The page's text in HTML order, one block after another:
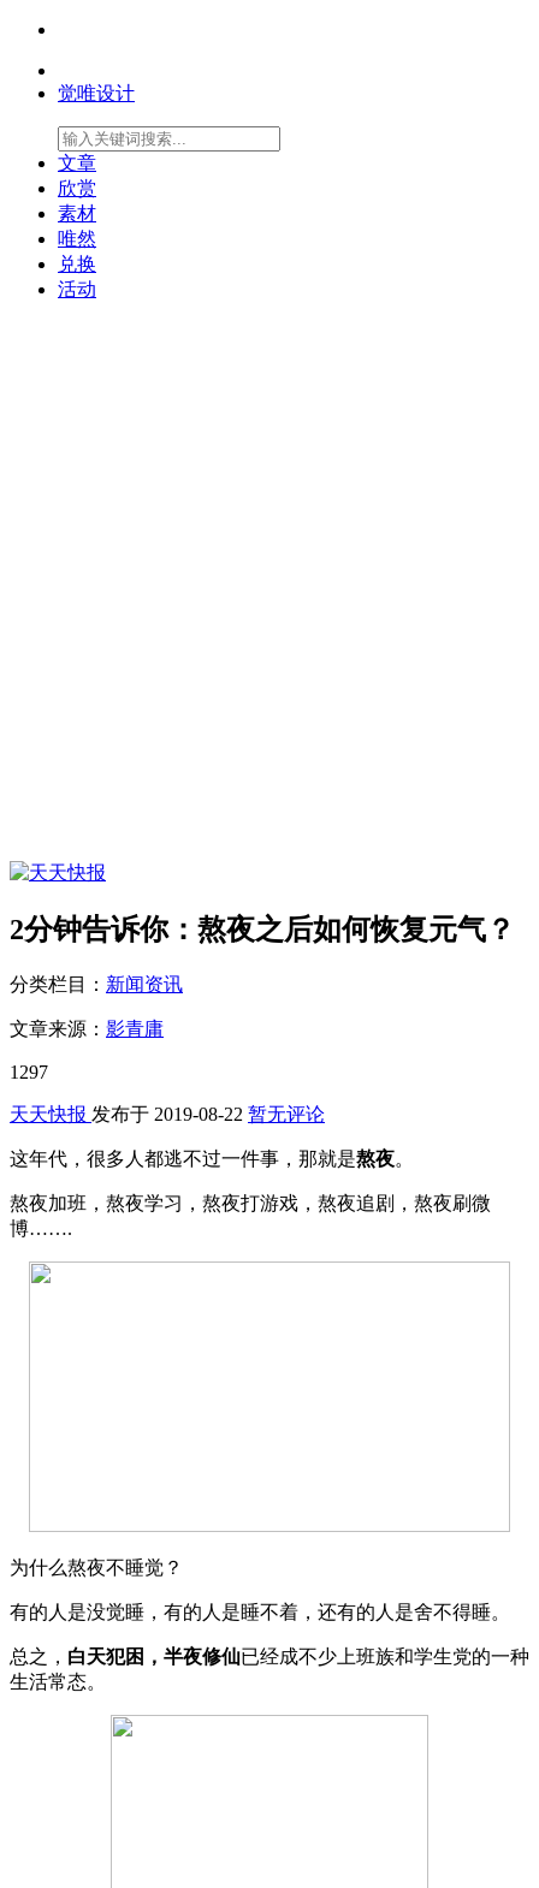
觉唯设计
文章
欣赏
素材
唯然
兑换
活动
2分钟告诉你：熬夜之后如何恢复元气？
分类栏目： 新闻资讯
文章来源： 影青庸
1297
天天快报 发布于 2019-08-22 暂无评论
这年代，很多人都逃不过一件事，那就是熬夜。
熬夜加班，熬夜学习，熬夜打游戏，熬夜追剧，熬夜刷微
博…….
为什么熬夜不睡觉？
有的人是没觉睡，有的人是睡不着，还有的人是舍不得睡。
总之， 白天犯困，半夜修仙已经成不少上班族和学生党的一种
生活常态。